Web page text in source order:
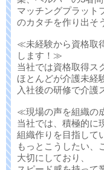
マッチングプラット
のカタチを作り出そ
≪未経験から資格取
します！≫
当社では資格取得ス
ほとんどが介護未経
入社後の研修で介護
≪現場の声を組織の
当社では、積極的に
組織作りを目指して
もっとこうしたい、
大切にしており、